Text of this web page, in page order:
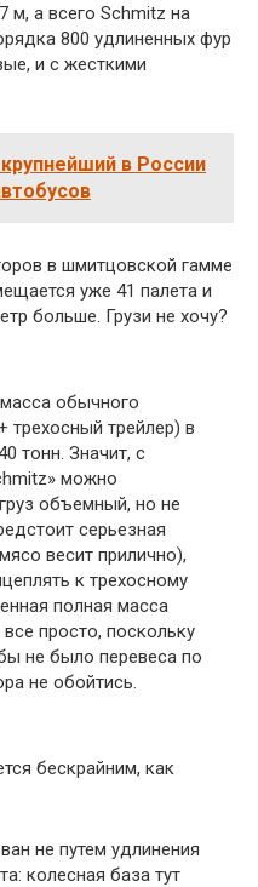
м, а всего Schmitz на
800 удлиненных фур
и с жесткими
в России
в шмитцовской гамме
уже 41 палета и
больше. Грузи не хочу?
обычного
трехосный трейлер) в
тонн. Значит, с
можно
объемный, но не
серьезная
весит прилично),
к трехосному
полная масса
просто, поскольку
не было перевеса по
не обойтись.
бескрайним, как
не путем удлинения
колесная база тут